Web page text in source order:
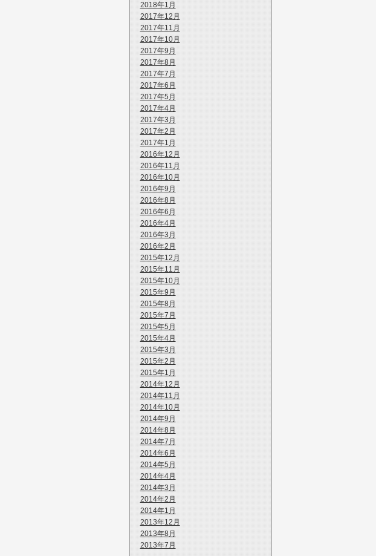
2018年1月
2017年12月
2017年11月
2017年10月
2017年9月
2017年8月
2017年7月
2017年6月
2017年5月
2017年4月
2017年3月
2017年2月
2017年1月
2016年12月
2016年11月
2016年10月
2016年9月
2016年8月
2016年6月
2016年4月
2016年3月
2016年2月
2015年12月
2015年11月
2015年10月
2015年9月
2015年8月
2015年7月
2015年5月
2015年4月
2015年3月
2015年2月
2015年1月
2014年12月
2014年11月
2014年10月
2014年9月
2014年8月
2014年7月
2014年6月
2014年5月
2014年4月
2014年3月
2014年2月
2014年1月
2013年12月
2013年8月
2013年7月